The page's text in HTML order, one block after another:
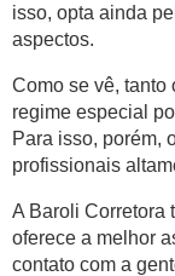
isso, opta ainda
aspectos.
Como se vê, tanto
regime especial
Para isso, porém,
profissionais
A Baroli Corretora
oferece a melhor
contato com a